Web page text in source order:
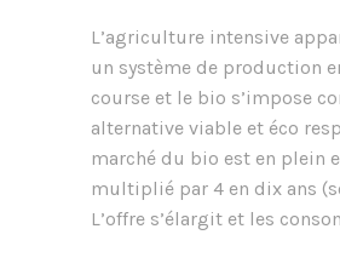
L’agriculture intensive
un système de production
course et le bio s’impose
alternative viable et éco
marché du bio est en plein
multiplié par 4 en dix ans
L’offre s’élargit et les